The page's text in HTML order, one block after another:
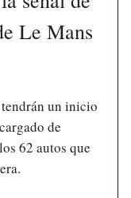
Le Mans
un inicio
de
62 autos que